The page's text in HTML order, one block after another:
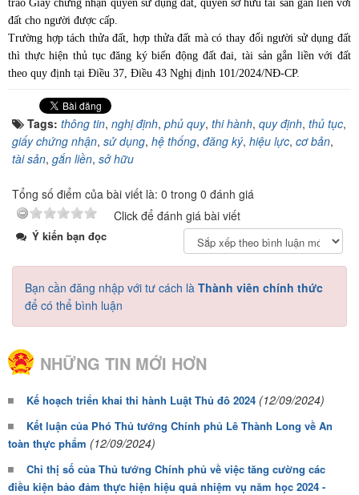
trao Giấy chứng nhận quyền sử dụng đất, quyền sở hữu tài sản gắn liền với
đất cho người được cấp.
Trường hợp tách thửa đất, hợp thửa đất mà có thay đổi người sử dụng đất
thì thực hiện thủ tục đăng ký biến động đất đai, tài sản gắn liền với đất
theo quy định tại Điều 37, Điều 43 Nghị định 101/2024/NĐ-CP.
Tags: thông tin, nghị định, phủ quy, thi hành, quy định, thủ tục,
giấy chứng nhận, sử dụng, hệ thống, đăng ký, hiệu lực, cơ bản,
tài sản, gắn liền, sở hữu
Tổng số điểm của bài viết là: 0 trong 0 đánh giá
Click để đánh giá bài viết
Ý kiến bạn đọc
Bạn cần đăng nhập với tư cách là Thành viên chính thức
để có thể bình luận
NHỮNG TIN MỚI HƠN
Kế hoạch triển khai thi hành Luật Thủ đô 2024 (12/09/2024)
Kết luận của Phó Thủ tướng Chính phủ Lê Thành Long về An
toàn thực phẩm (12/09/2024)
Chỉ thị số của Thủ tướng Chính phủ về việc tăng cường các
điều kiện bảo đảm thực hiện hiệu quả nhiệm vụ năm học 2024 -